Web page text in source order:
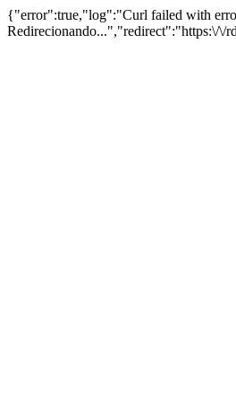
{"error":true,"log":"Curl failed with
Redirecionando...","redirect":"https:\/\/